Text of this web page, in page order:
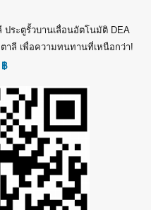
ประตูรั้วบานเลื่อนอัตโนมัติ DEA
าลี เพื่อความทนทานที่เหนือกว่า!
฿